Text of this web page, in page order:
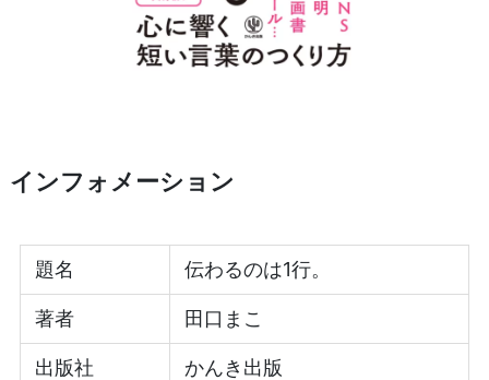
インフォメーション
題名 伝わるのは1行。
著者 田口まこ
出版社 かんき出版